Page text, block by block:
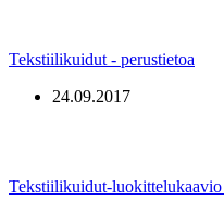
Tekstiilikuidut - perustietoa
24.09.2017
Tekstiilikuidut-